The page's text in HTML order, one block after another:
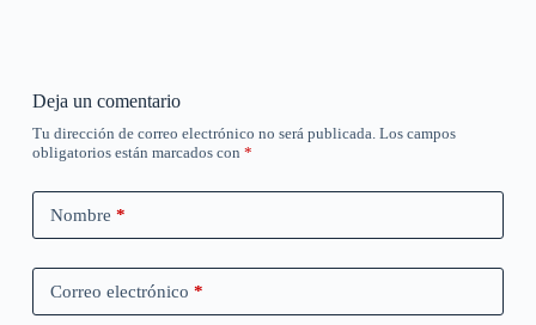
Deja un comentario
Tu dirección de correo electrónico no será publicada. Los campos
obligatorios están marcados con *
Nombre *
Correo electrónico *